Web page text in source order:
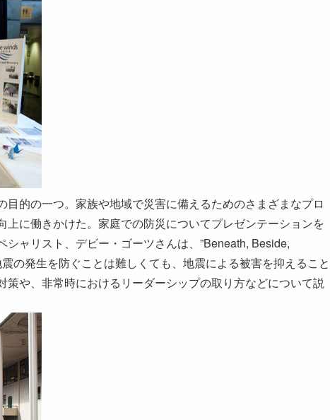
的の一つ。家族や地域で災害に備えるためのさまざまなプロ
に働きかけた。家庭での防災についてプレゼンテーションを
ャリスト、デビー・ゴーツさんは、”Beneath, Beside,
の発生を防ぐことは難しくても、地震による被害を抑えること
や、非常時におけるリーダーシップの取り方などについて説